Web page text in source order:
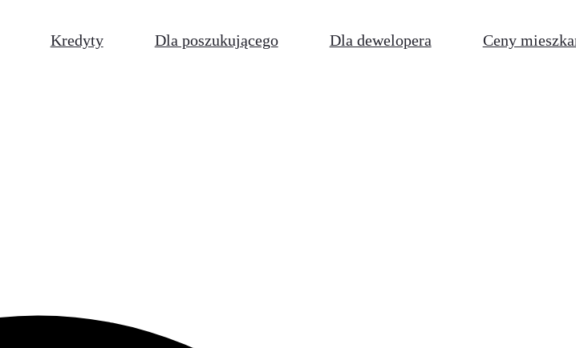
Kredyty Dla poszukującego Dla dewelopera Ceny